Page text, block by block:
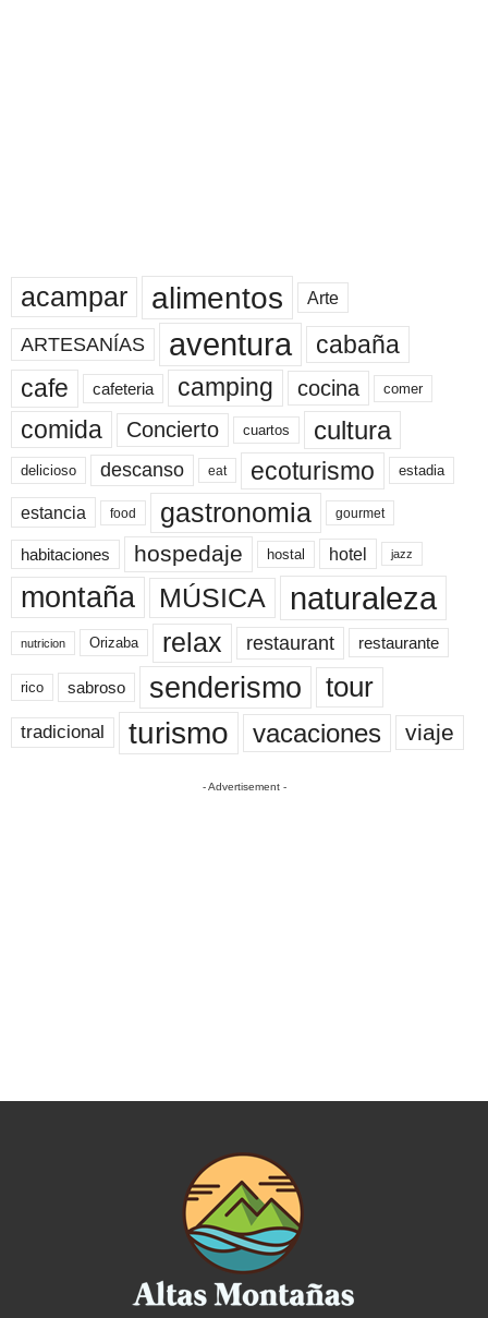
acampar alimentos Arte
ARTESANÍAS aventura
cabaña
cafe
cafeteria camping cocina comer
comida Concierto cuartos cultura
delicioso descanso eat ecoturismo estadia
estancia food gastronomia gourmet
habitaciones hospedaje hostal hotel jazz
montaña MÚSICA naturaleza
nutricion Orizaba relax restaurant restaurante
rico sabroso senderismo tour
tradicional turismo vacaciones viaje
- Advertisement -